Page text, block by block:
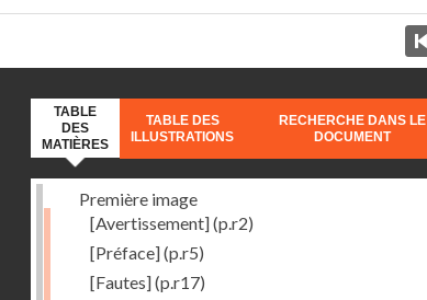
TABLE
DES
MATIÈRES
TABLE DES
ILLUSTRATIONS
RECHERCHE DANS LE
DOCUMENT
Première image
[Avertissement](p.r2)
[Préface](p.r5)
[Fautes](p.r17)